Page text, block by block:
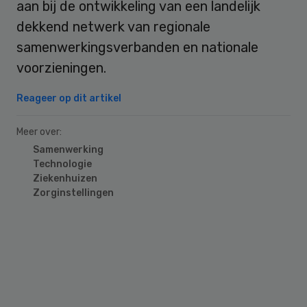
aan bij de ontwikkeling van een landelijk
dekkend netwerk van regionale
samenwerkingsverbanden en nationale
voorzieningen.
Reageer op dit artikel
Meer over:
Samenwerking
Technologie
Ziekenhuizen
Zorginstellingen